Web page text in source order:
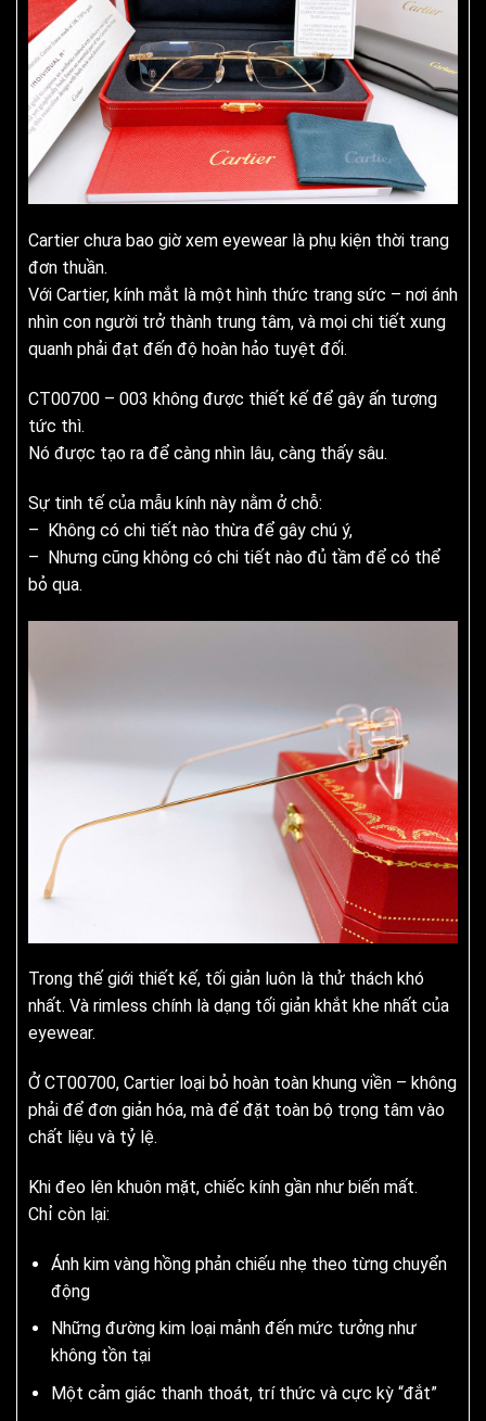
Cartier chưa bao giờ xem eyewear là phụ kiện thời trang
đơn thuần.
Với Cartier, kính mắt là một hình thức trang sức – nơi ánh
nhìn con người trở thành trung tâm, và mọi chi tiết xung
quanh phải đạt đến độ hoàn hảo tuyệt đối.
CT00700 – 003 không được thiết kế để gây ấn tượng
tức thì.
Nó được tạo ra để càng nhìn lâu, càng thấy sâu.
Sự tinh tế của mẫu kính này nằm ở chỗ:
– Không có chi tiết nào thừa để gây chú ý,
– Nhưng cũng không có chi tiết nào đủ tầm để có thể
bỏ qua.
Trong thế giới thiết kế, tối giản luôn là thử thách khó
nhất. Và rimless chính là dạng tối giản khắt khe nhất của
eyewear.
Ở CT00700, Cartier loại bỏ hoàn toàn khung viền – không
phải để đơn giản hóa, mà để đặt toàn bộ trọng tâm vào
chất liệu và tỷ lệ.
Khi đeo lên khuôn mặt, chiếc kính gần như biến mất.
Chỉ còn lại:
Ánh kim vàng hồng phản chiếu nhẹ theo từng chuyển
động
Những đường kim loại mảnh đến mức tưởng như
không tồn tại
Một cảm giác thanh thoát, trí thức và cực kỳ “đắt”